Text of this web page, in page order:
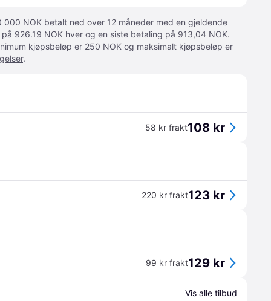
000 NOK betalt ned over 12 måneder med en gjeldende
926.19 NOK hver og en siste betaling på 913,04 NOK.
kjøpsbeløp er 250 NOK og maksimalt kjøpsbeløp er
.
58 kr frakt108 kr
220 kr frakt123 kr
99 kr frakt129 kr
Vis alle tilbud